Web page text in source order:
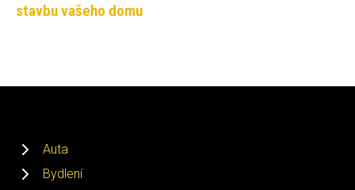
stavbu vašeho domu
Auta
Bydlení